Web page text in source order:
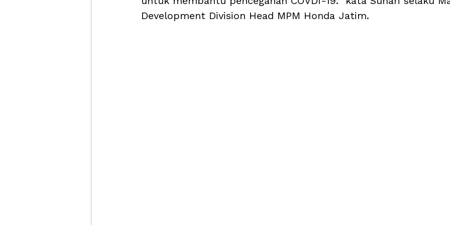
Development Division Head MPM Honda Jatim.